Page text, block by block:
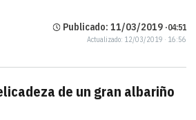
Publicado: 11/03/2019 ·04:51
Actualizado: 12/03/2019 · 16:56
de un gran albariño